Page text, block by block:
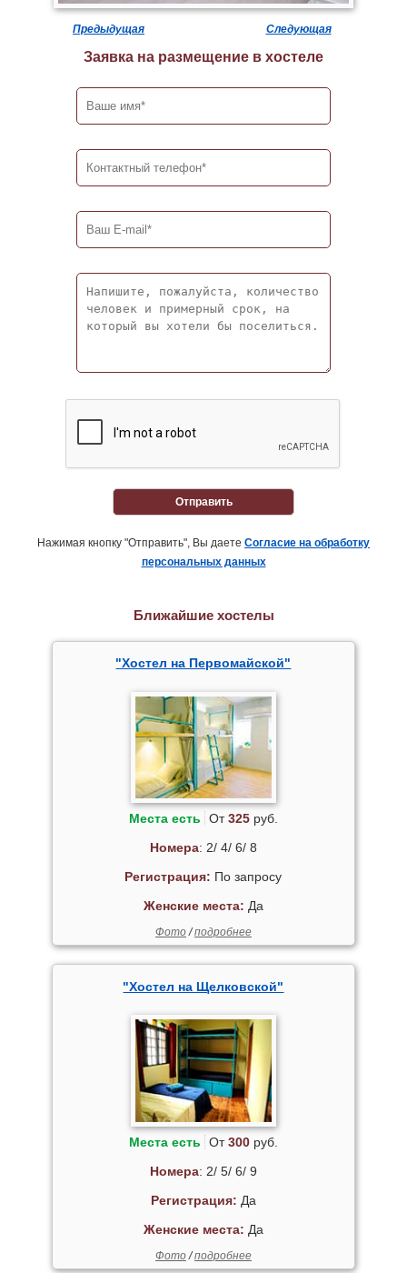
Предыдущая Следующая
Заявка на размещение в хостеле
Отправить
Нажимая кнопку "Отправить", Вы даете Согласие на обработку
персональных данных
Ближайшие хостелы
"Хостел на Первомайской"
Места есть От325руб.
Номера: 2/ 4/ 6/ 8
Регистрация: По запросу
Женские места: Да
Фото/подробнее
"Хостел на Щелковской"
Места есть От300руб.
Номера: 2/ 5/ 6/ 9
Регистрация: Да
Женские места: Да
Фото/подробнее